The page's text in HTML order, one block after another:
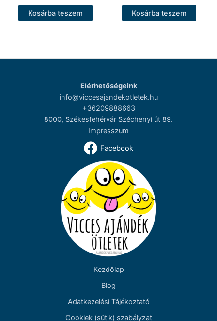
Kosárba teszem Kosárba teszem
Elérhetőségeink
info@viccesajandekotletek.hu
+36209888663
8000, Székesfehérvár Széchenyi út 89.
Impresszum
Facebook
Kezdőlap
Blog
Adatkezelési Tájékoztató
Cookiek (sütik) szabályzat